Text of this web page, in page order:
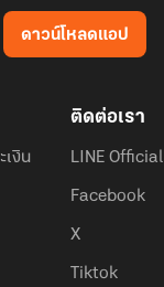
ดาวน์โหลดแอป
เงิน
ติดต่อเรา
LINE Official
Facebook
X
Tiktok